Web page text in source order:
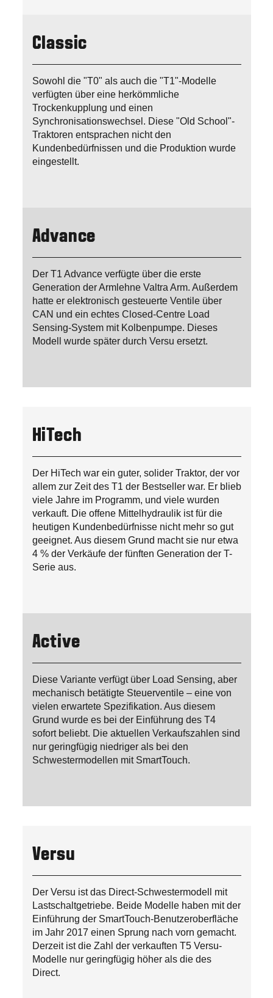
Classic
Sowohl die "T0" als auch die "T1"-Modelle
verfügten über eine herkömmliche
Trockenkupplung und einen
Synchronisationswechsel. Diese "Old School"-
Traktoren entsprachen nicht den
Kundenbedürfnissen und die Produktion wurde
eingestellt.
Advance
Der T1 Advance verfügte über die erste
Generation der Armlehne Valtra Arm. Außerdem
hatte er elektronisch gesteuerte Ventile über
CAN und ein echtes Closed-Centre Load
Sensing-System mit Kolbenpumpe. Dieses
Modell wurde später durch Versu ersetzt.
HiTech
Der HiTech war ein guter, solider Traktor, der vor
allem zur Zeit des T1 der Bestseller war. Er blieb
viele Jahre im Programm, und viele wurden
verkauft. Die offene Mittelhydraulik ist für die
heutigen Kundenbedürfnisse nicht mehr so gut
geeignet. Aus diesem Grund macht sie nur etwa
4 % der Verkäufe der fünften Generation der T-
Serie aus.
Active
Diese Variante verfügt über Load Sensing, aber
mechanisch betätigte Steuerventile – eine von
vielen erwartete Spezifikation. Aus diesem
Grund wurde es bei der Einführung des T4
sofort beliebt. Die aktuellen Verkaufszahlen sind
nur geringfügig niedriger als bei den
Schwestermodellen mit SmartTouch.
Versu
Der Versu ist das Direct-Schwestermodell mit
Lastschaltgetriebe. Beide Modelle haben mit der
Einführung der SmartTouch-Benutzeroberfläche
im Jahr 2017 einen Sprung nach vorn gemacht.
Derzeit ist die Zahl der verkauften T5 Versu-
Modelle nur geringfügig höher als die des
Direct.